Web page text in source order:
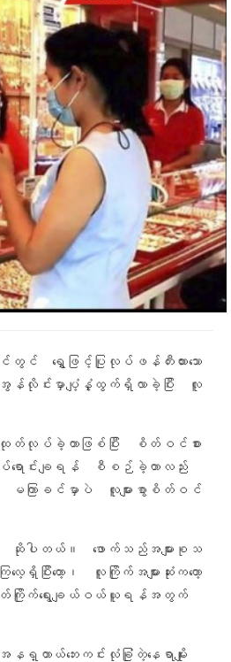
ဖြင့်ပြုလုပ်ဖန်တီးထားသော
အွန်လိုင်းမှာပျံ့နှံ့ထွက်ရှိလာခဲ့ပြီး လူ
ခဲ့တာဖြစ်ပြီး စိတ်ဝင်စား
လုပ်ရောင်းချရန် စီစဉ်ခဲ့တာလည်း
ြာခင်မှာပဲ လူများစွာစိတ်ဝင်
ဆိုပါတယ်။ ဖောက်သည်အများစုသ
ြီးတော့၊ လူကြိုက်အများဆုံးကတော့
စိတ်ကြိုက်ရွေးချယ်ဝယ်ယူရန်အတွက်
တာယ်ဘေးကင်းလုံခြုံတဲ့နေရာမျိုး